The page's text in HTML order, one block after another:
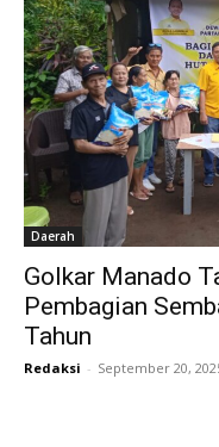
Daerah
Golkar Manado
Pembagian
Tahun
Redaksi - September 20,